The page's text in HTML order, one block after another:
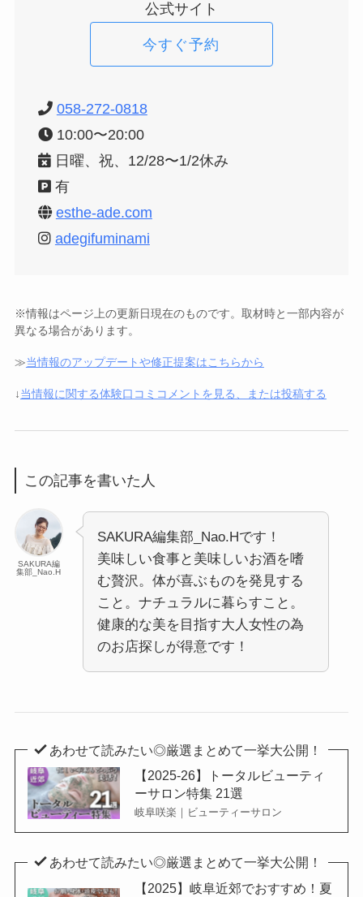
公式サイト
今すぐ予約
058-272-0818
10:00〜20:00
日曜、祝、12/28〜1/2休み
有
esthe-ade.com
adegifuminami
※情報はページ上の更新日現在のものです。取材時と一部内容が
異なる場合があります。
≫当情報のアップデートや修正提案はこちらから
↓当情報に関する体験口コミコメントを見る、または投稿する
この記事を書いた人
SAKURA編
集部_Nao.H
SAKURA編集部_Nao.Hです！
美味しい食事と美味しいお酒を嗜
む贅沢。体が喜ぶものを発見する
こと。ナチュラルに暮らすこと。
健康的な美を目指す大人女性の為
のお店探しが得意です！
あわせて読みたい◎厳選まとめて一挙大公開！
【2025-26】トータルビューティ
ーサロン特集 21選
岐阜咲楽｜ビューティーサロン
あわせて読みたい◎厳選まとめて一挙大公開！
【2025】岐阜近郊でおすすめ！夏